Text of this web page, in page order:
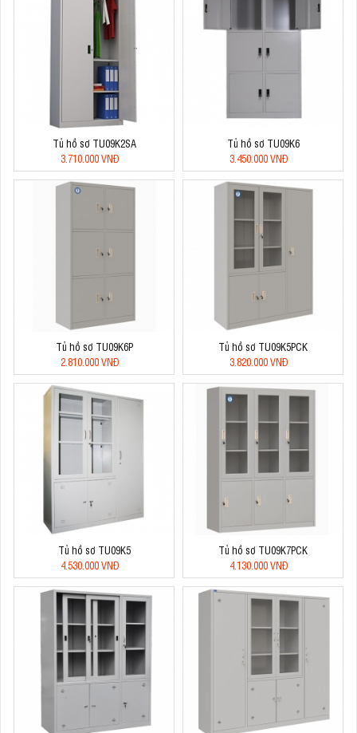
Tủ hồ sơ TU09K2SA
3.710.000 VNĐ
Tủ hồ sơ TU09K6
3.450.000 VNĐ
Tủ hồ sơ TU09K6P
2.810.000 VNĐ
Tủ hồ sơ TU09K5PCK
3.820.000 VNĐ
Tủ hồ sơ TU09K5
4.530.000 VNĐ
Tủ hồ sơ TU09K7PCK
4.130.000 VNĐ